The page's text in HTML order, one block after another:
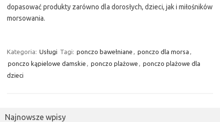
dopasować produkty zarówno dla dorosłych, dzieci, jak i miłośników
morsowania.
Kategoria: Usługi Tagi: ponczo bawełniane , ponczo dla morsa ,
ponczo kąpielowe damskie , ponczo plażowe , ponczo plażowe dla
dzieci
Najnowsze wpisy